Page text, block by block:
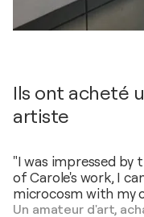
Ils ont acheté
artiste
"I was impressed by
of Carole's work, I
microcosm with my
Un amateur d'art,